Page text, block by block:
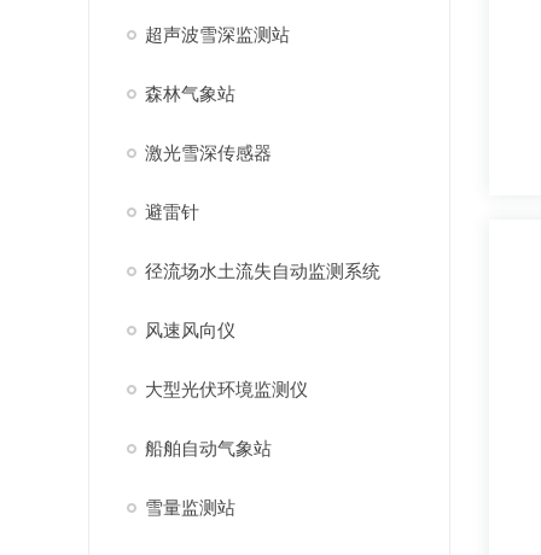
超声波雪深监测站
森林气象站
激光雪深传感器
避雷针
径流场水土流失自动监测系统
风速风向仪
大型光伏环境监测仪
船舶自动气象站
雪量监测站